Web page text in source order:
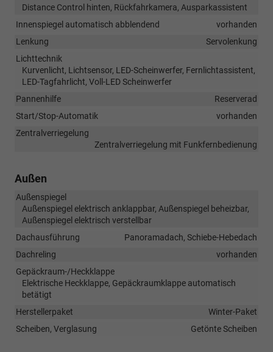
Distance Control hinten, Rückfahrkamera, Ausparkassistent
Innenspiegel automatisch abblendend
vorhanden
Lenkung
Servolenkung
Lichttechnik
Kurvenlicht, Lichtsensor, LED-Scheinwerfer, Fernlichtassistent,
LED-Tagfahrlicht, Voll-LED Scheinwerfer
Pannenhilfe
Reserverad
Start/Stop-Automatik
vorhanden
Zentralverriegelung
Zentralverriegelung mit Funkfernbedienung
Außen
Außenspiegel
Außenspiegel elektrisch anklappbar, Außenspiegel beheizbar,
Außenspiegel elektrisch verstellbar
Dachausführung
Panoramadach, Schiebe-Hebedach
Dachreling
vorhanden
Gepäckraum-/Heckklappe
Elektrische Heckklappe, Gepäckraumklappe automatisch
betätigt
Herstellerpaket
Winter-Paket
Scheiben, Verglasung
Getönte Scheiben